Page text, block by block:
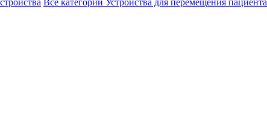
Все категории Устройства для перемещения пациента